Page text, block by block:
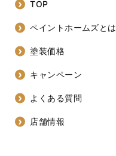
TOP
ペイントホームズとは
塗装価格
キャンペーン
よくある質問
店舗情報